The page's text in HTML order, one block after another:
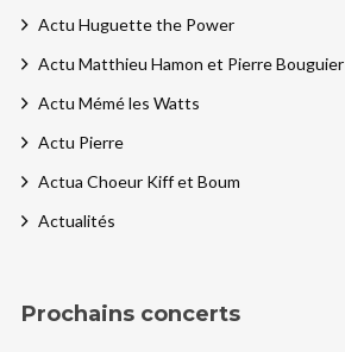
Actu Huguette the Power
Actu Matthieu Hamon et Pierre Bouguier
Actu Mémé les Watts
Actu Pierre
Actua Choeur Kiff et Boum
Actualités
Prochains concerts